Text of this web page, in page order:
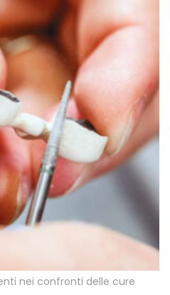
nei confronti delle cure